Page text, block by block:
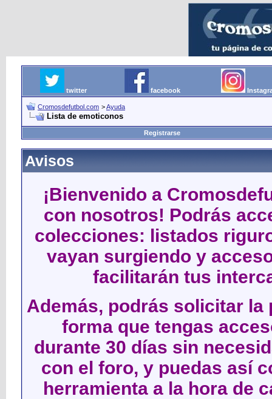
twitter facebook
Cromosdefutbol.com >Ayuda
Lista de emoticonos
Registrarse
Avisos
¡Bienvenido a
con nosotros! Podrás
colecciones: listados
vayan surgiendo y
facilitarán tus
Además, podrás solicitar
forma que tengas
durante 30 días sin
con el foro, y puedas así
herramienta a la hora de